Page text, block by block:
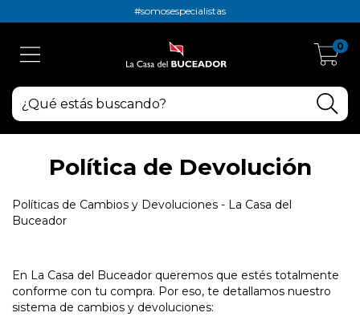
#somosespecialistas
0
Política de Devolución
Políticas de Cambios y Devoluciones - La Casa del
Buceador
En La Casa del Buceador queremos que estés totalmente
conforme con tu compra. Por eso, te detallamos nuestro
sistema de cambios y devoluciones: